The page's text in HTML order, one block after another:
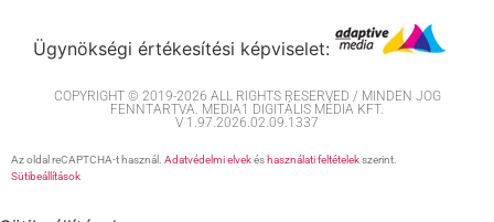
Ügynökségi értékesítési képviselet:
COPYRIGHT © 2019-2026 ALL RIGHTS RESERVED / MINDEN JOG
FENNTARTVA. MEDIA1 DIGITÁLIS MÉDIA KFT.
V 1.97.2026.02.09.1337
Az oldal reCAPTCHA-t használ. Adatvédelmi elvekés használati feltételekszerint.
Sütibeállítások